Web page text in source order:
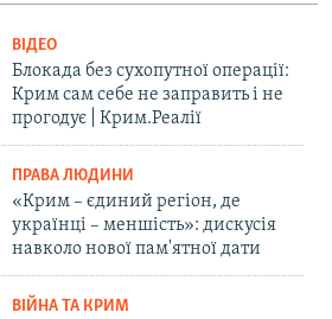
ВІДЕО
Блокада без сухопутної операції:
Крим сам себе не заправить і не
прогодує | Крим.Реалії
ПРАВА ЛЮДИНИ
«Крим – єдиний регіон, де
українці – меншість»: дискусія
навколо нової пам'ятної дати
ВІЙНА ТА КРИМ